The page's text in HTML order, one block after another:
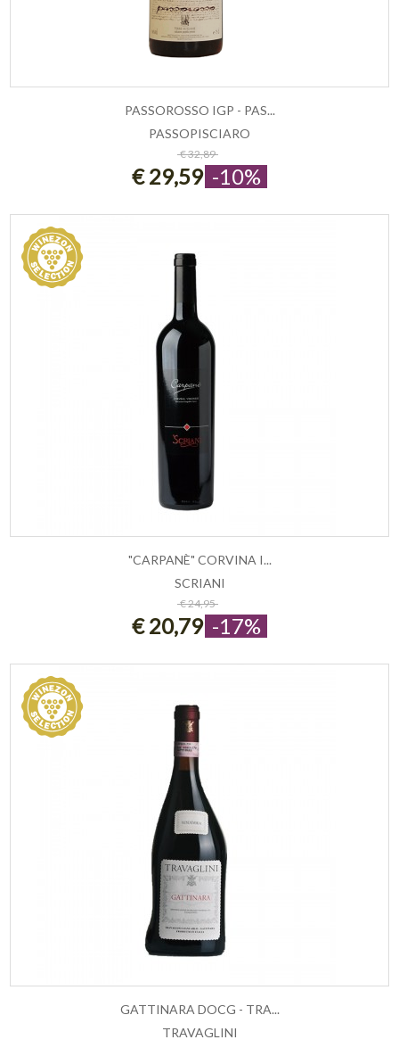
ESAURITO
PASSOROSSO IGP - PAS...
PASSOPISCIARO
€ 32,89
€ 29,59 -10%
ESAURITO
"CARPANÈ" CORVINA I...
SCRIANI
€ 24,95
€ 20,79 -17%
ESAURITO
GATTINARA DOCG - TRA...
TRAVAGLINI